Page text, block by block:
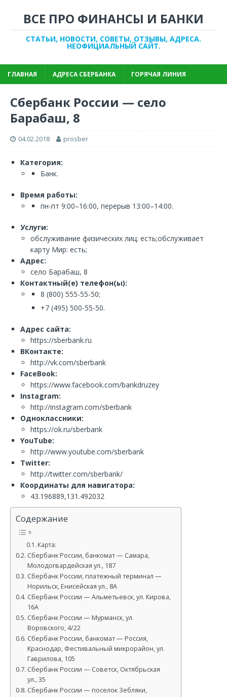
ВСЕ ПРО ФИНАНСЫ И БАНКИ
СТАТЬИ, НОВОСТИ, СОВЕТЫ, ОТЗЫВЫ, АДРЕСА.
НЕОФИЦИАЛЬНЫЙ САЙТ.
ГЛАВНАЯ АДРЕСА СБЕРБАНКА ГОРЯЧАЯ ЛИНИЯ
Сбербанк России — село
Барабаш, 8
04.02.2018 prosber
Категория:
Банк.
Время работы:
пн-пт 9:00–16:00, перерыв 13:00–14:00.
Услуги:
обслуживание физических лиц: есть;обслуживает
карту Мир: есть;
Адрес:
село Барабаш, 8
Контактный(е) телефон(ы):
8 (800) 555-55-50;
+7 (495) 500-55-50.
Адрес сайта:
https://sberbank.ru
ВКонтакте:
http://vk.com/sberbank
FaceBook:
https://www.facebook.com/bankdruzey
Instagram:
http://instagram.com/sberbank
Одноклассники:
https://ok.ru/sberbank
YouTube:
http://www.youtube.com/sberbank
Twitter:
http://twitter.com/sberbank/
Координаты для навигатора:
43.196889,131.492032
Содержание
Карта:
Сбербанк России, банкомат — Самара,
Молодогвардейская ул., 187
Сбербанк России, платежный терминал —
Норильск, Енисейская ул., 8А
Сбербанк России — Альметьевск, ул. Кирова,
16А
Сбербанк России — Мурманск, ул.
Воровского, 4/22
Сбербанк России, банкомат — Россия,
Краснодар, Фестивальный микрорайон, ул.
Гаврилова, 105
Сбербанк России — Советск, Октябрьская
ул., 35
Сбербанк России — поселок Зебляки,